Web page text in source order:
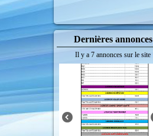
Dernières annonces
Il y a 7 annonces sur le site